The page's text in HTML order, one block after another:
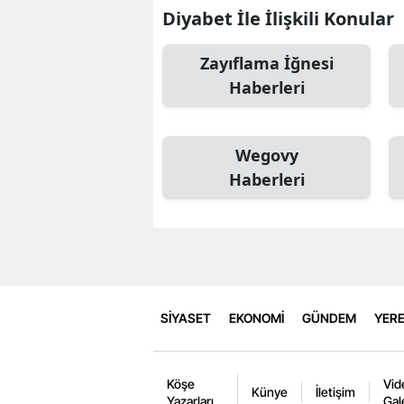
Diyabet İle İlişkili Konular
Zayıflama İğnesi
Haberleri
Wegovy
Haberleri
SİYASET EKONOMİ GÜNDEM
Köşe
Yazarları
Künye İletişim